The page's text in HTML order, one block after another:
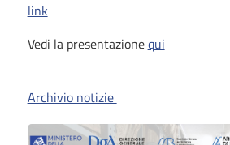
link
Vedi la presentazionequi
Archivio notizie